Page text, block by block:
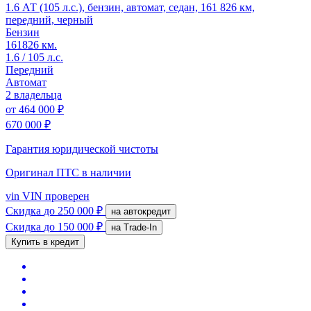
1.6 АТ (105 л.с.), бензин, автомат, седан, 161 826 км,
передний, черный
Бензин
161826 км.
1.6 / 105 л.с.
Передний
Автомат
2 владельца
от 464 000 ₽
670 000 ₽
Гарантия юридической чистоты
Оригинал ПТС в наличии
vin VIN проверен
Скидка до 250 000 ₽ на автокредит
Скидка до 150 000 ₽
на Trade-In
Купить в кредит